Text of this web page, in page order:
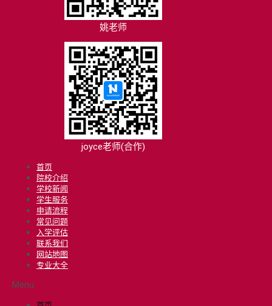
姚老师
joyce老师(合作)
首页
院校介绍
学校新闻
学生服务
申请流程
常见问题
入学评估
联系我们
网站地图
专业大全
Menu